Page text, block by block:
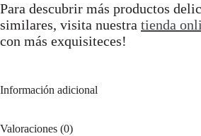
Para descubrir más productos
similares, visita nuestra tienda
con más exquisiteces!
Información adicional
Valoraciones (0)